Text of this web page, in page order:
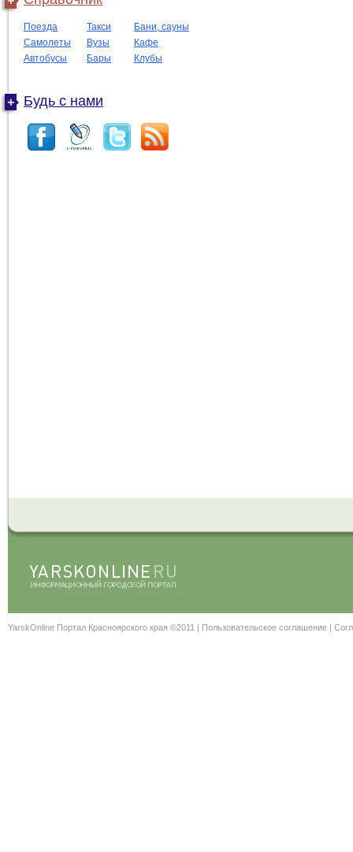
Поезда Такси
Бани, сауны
Самолеты
Вузы
Кафе
Автобусы
Бары Клубы
Будь с нами
YarskOnline Портал Красноярского края ©2011 | Пользовательское соглашение |